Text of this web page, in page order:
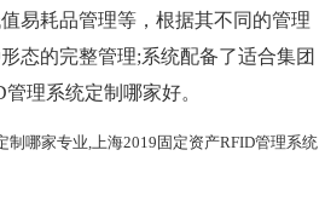
易耗品管理等，根据其不同的管理
态的完整管理;系统配备了适合集团
理系统定制哪家好。
哪家专业,上海2019固定资产RFID管理系统